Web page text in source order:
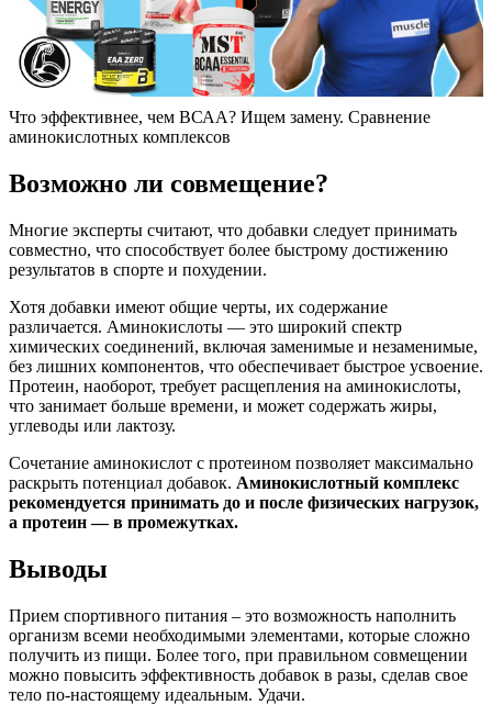
Что эффективнее, чем ВСАА? Ищем замену. Сравнение
аминокислотных комплексов
Возможно ли совмещение?
Многие эксперты считают, что добавки следует принимать
совместно, что способствует более быстрому достижению
результатов в спорте и похудении.
Хотя добавки имеют общие черты, их содержание
различается. Аминокислоты — это широкий спектр
химических соединений, включая заменимые и незаменимые,
без лишних компонентов, что обеспечивает быстрое усвоение.
Протеин, наоборот, требует расщепления на аминокислоты,
что занимает больше времени, и может содержать жиры,
углеводы или лактозу.
Сочетание аминокислот с протеином позволяет максимально
раскрыть потенциал добавок. Аминокислотный комплекс
рекомендуется принимать до и после физических нагрузок,
а протеин — в промежутках.
Выводы
Прием спортивного питания – это возможность наполнить
организм всеми необходимыми элементами, которые сложно
получить из пищи. Более того, при правильном совмещении
можно повысить эффективность добавок в разы, сделав свое
тело по-настоящему идеальным. Удачи.